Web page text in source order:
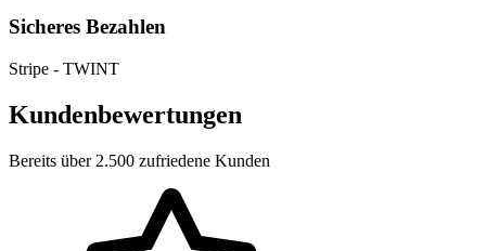
Sicheres Bezahlen
Stripe - TWINT
Kundenbewertungen
Bereits über 2.500 zufriedene Kunden